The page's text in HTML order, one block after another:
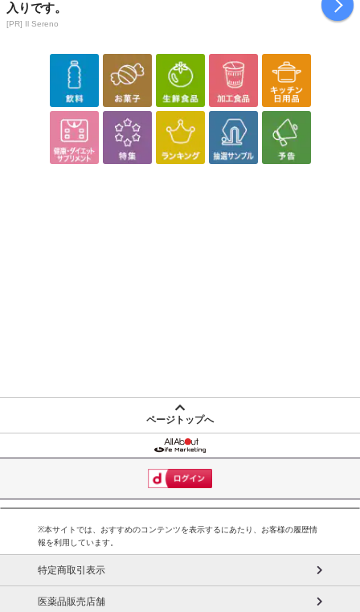
入りです。
[PR] Il Sereno
ページトップへ
※本サイトでは、おすすめのコンテンツを表示するにあたり、お客様の履歴情
報を利用しています。
特定商取引表示
医薬品販売店舗